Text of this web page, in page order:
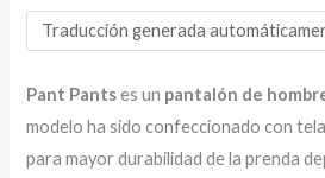
Pant Pantses un pantalón de
modelo ha sido confeccionado con
para mayor durabilidad de la prenda